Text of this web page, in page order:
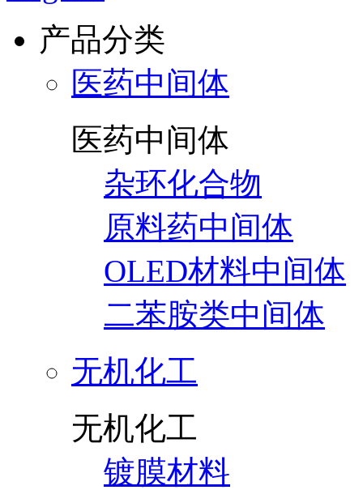
产品分类
医药中间体
医药中间体
杂环化合物
原料药中间体
OLED材料中间体
二苯胺类中间体
无机化工
无机化工
镀膜材料